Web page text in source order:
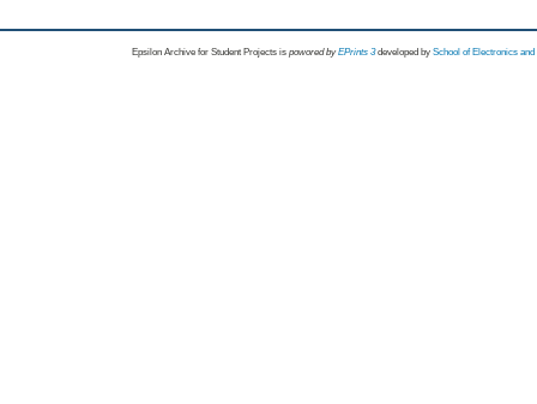
Epsilon Archive for Student Projects is powored byEPrints 3 developed by School of Electronics